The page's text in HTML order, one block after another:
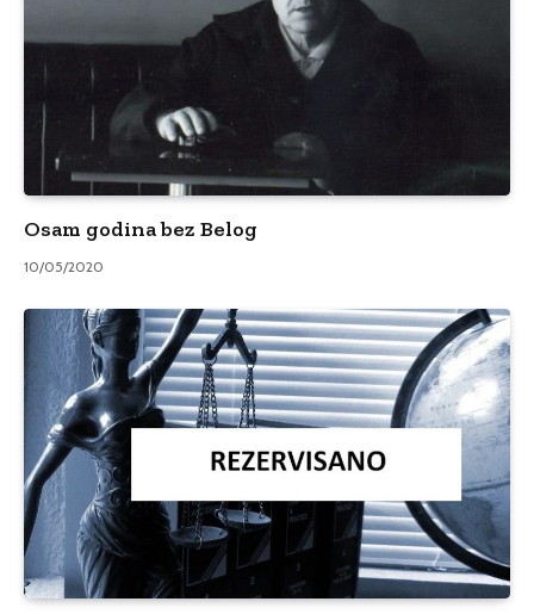
Osam godina bez Belog
10/05/2020